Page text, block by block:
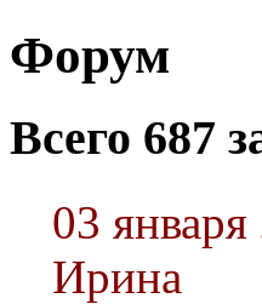
Форум
Всего 687
03
Ирина